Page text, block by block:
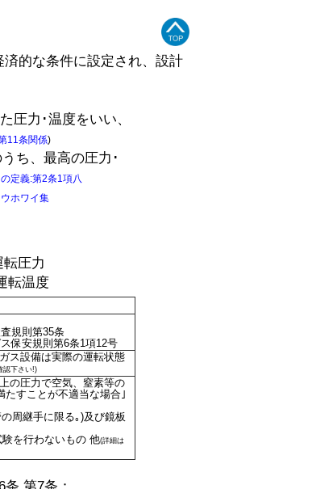
的な条件に設定され、設計
圧力･温度をいい、
11条関係)
ち、最高の圧力･
定義:第2条1項八
ホワイ集
転圧力
転温度
規則第35条
安規則第6条1項12号
ス設備は実際の運転状態
認下さい!)
の圧力で空気、窒素等の
すことが不適当な場合｣
周継手に限る｡)及び鏡板
を行わないもの 他(詳細は